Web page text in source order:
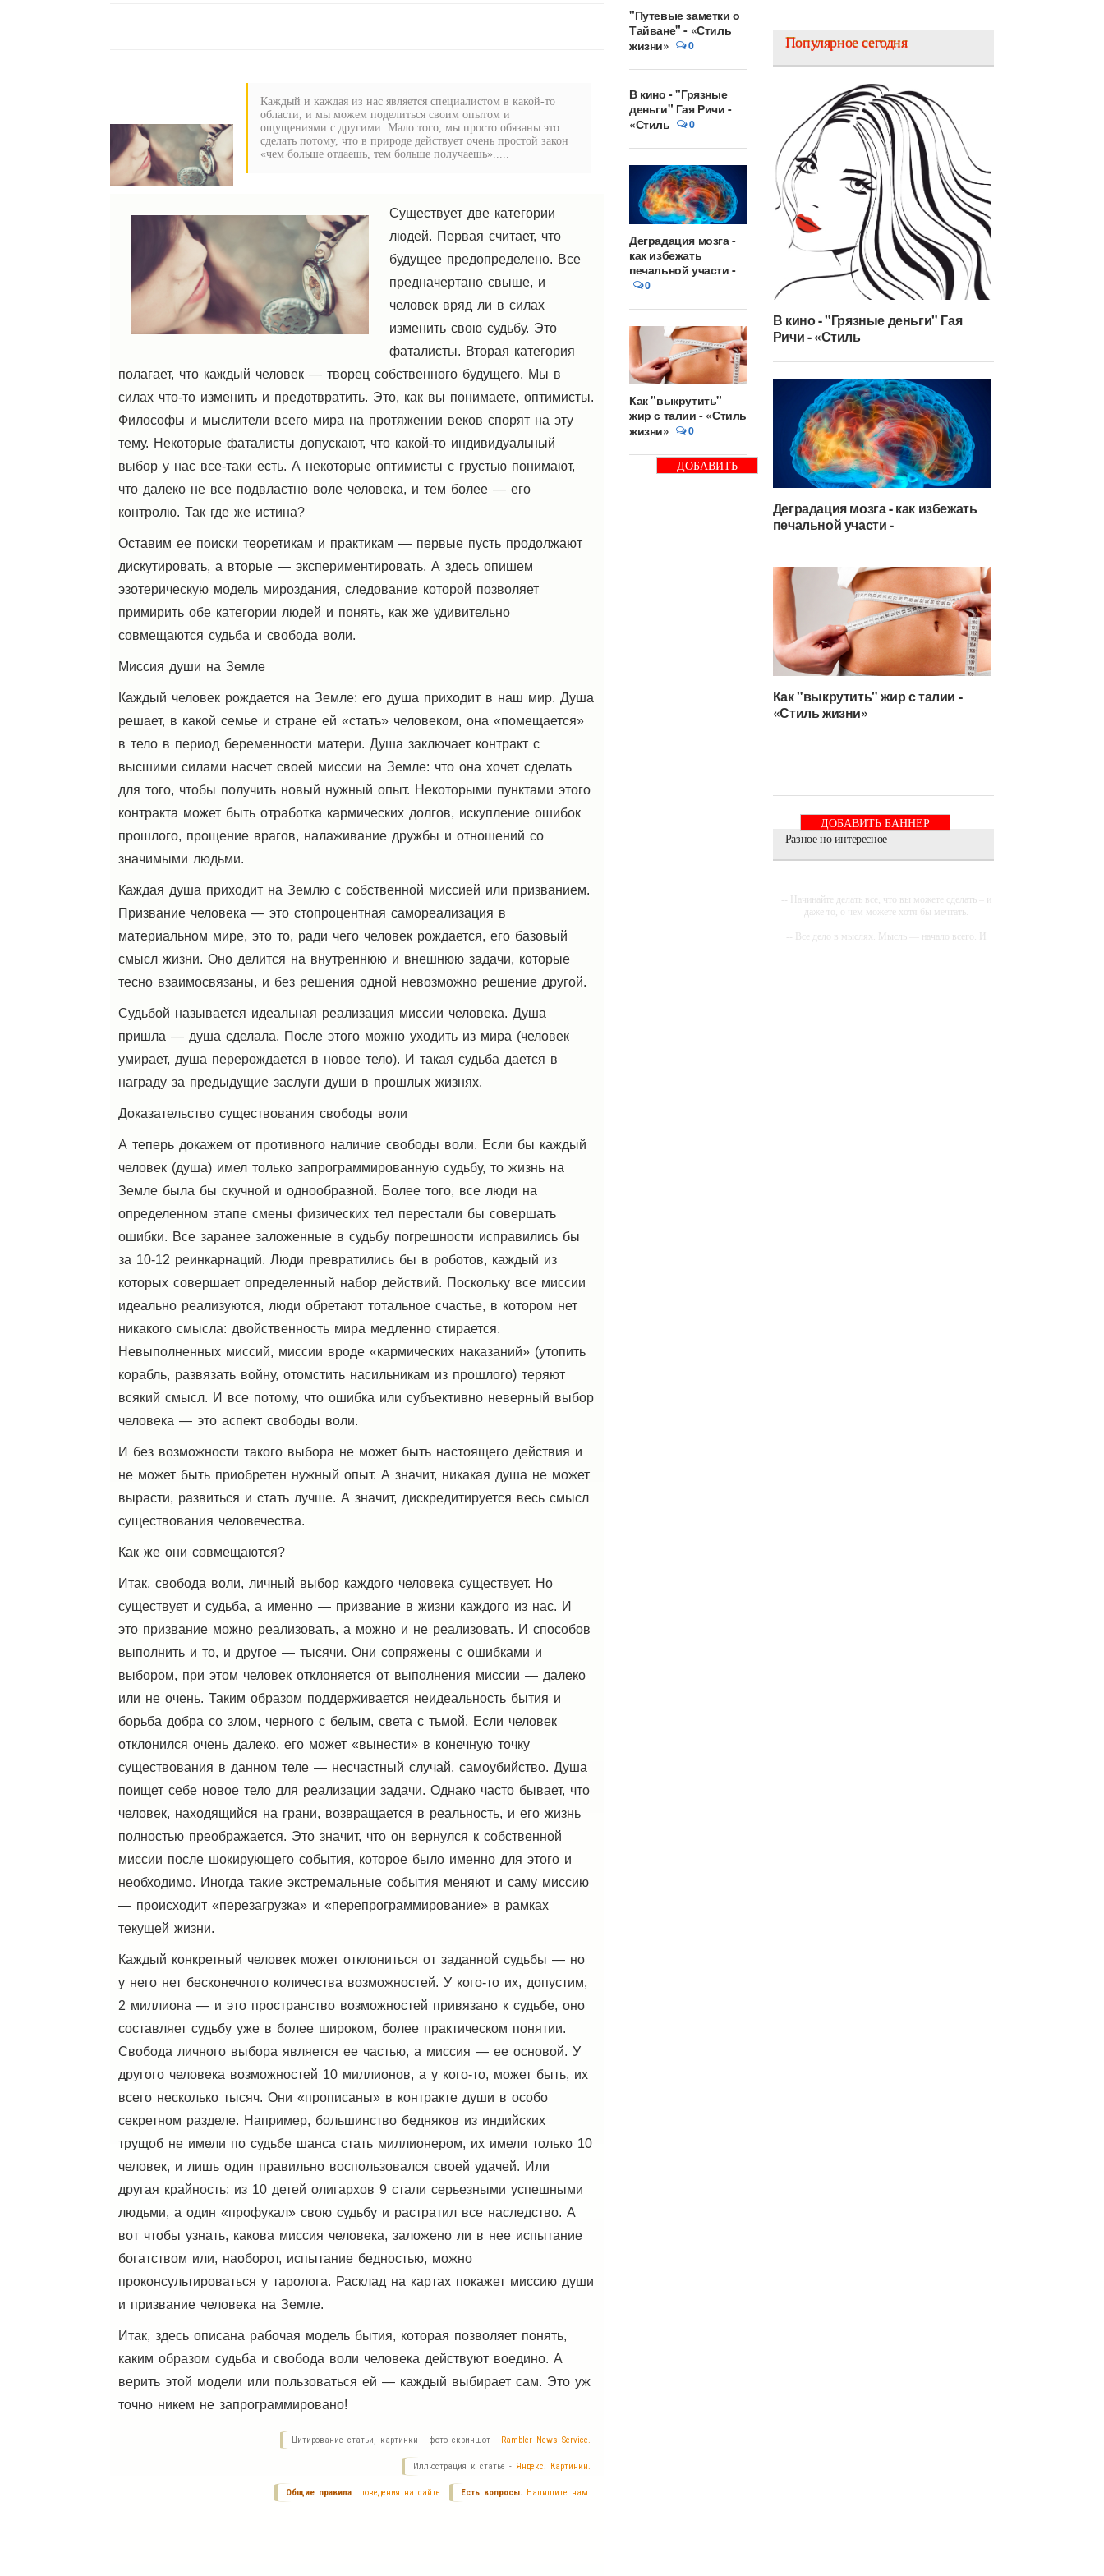
Каждый и каждая из нас является специалистом в какой-то
области, и мы можем поделиться своим опытом и
ощущениями с другими. Мало того, мы просто обязаны это
сделать потому, что в природе действует очень простой закон
«чем больше отдаешь, тем больше получаешь».....
Существует две категории
людей. Первая считает, что
будущее предопределено. Все
предначертано свыше, и
человек вряд ли в силах
изменить свою судьбу. Это
фаталисты. Вторая категория
полагает, что каждый человек — творец собственного будущего. Мы в
силах что-то изменить и предотвратить. Это, как вы понимаете, оптимисты.
Философы и мыслители всего мира на протяжении веков спорят на эту
тему. Некоторые фаталисты допускают, что какой-то индивидуальный
выбор у нас все-таки есть. А некоторые оптимисты с грустью понимают,
что далеко не все подвластно воле человека, и тем более — его
контролю. Так где же истина?
Оставим ее поиски теоретикам и практикам — первые пусть продолжают
дискутировать, а вторые — экспериментировать. А здесь опишем
эзотерическую модель мироздания, следование которой позволяет
примирить обе категории людей и понять, как же удивительно
совмещаются судьба и свобода воли.
Миссия души на Земле
Каждый человек рождается на Земле: его душа приходит в наш мир. Душа
решает, в какой семье и стране ей «стать» человеком, она «помещается»
в тело в период беременности матери. Душа заключает контракт с
высшими силами насчет своей миссии на Земле: что она хочет сделать
для того, чтобы получить новый нужный опыт. Некоторыми пунктами этого
контракта может быть отработка кармических долгов, искупление ошибок
прошлого, прощение врагов, налаживание дружбы и отношений со
значимыми людьми.
Каждая душа приходит на Землю с собственной миссией или призванием.
Призвание человека — это стопроцентная самореализация в
материальном мире, это то, ради чего человек рождается, его базовый
смысл жизни. Оно делится на внутреннюю и внешнюю задачи, которые
тесно взаимосвязаны, и без решения одной невозможно решение другой.
Судьбой называется идеальная реализация миссии человека. Душа
пришла — душа сделала. После этого можно уходить из мира (человек
умирает, душа перерождается в новое тело). И такая судьба дается в
награду за предыдущие заслуги души в прошлых жизнях.
Доказательство существования свободы воли
А теперь докажем от противного наличие свободы воли. Если бы каждый
человек (душа) имел только запрограммированную судьбу, то жизнь на
Земле была бы скучной и однообразной. Более того, все люди на
определенном этапе смены физических тел перестали бы совершать
ошибки. Все заранее заложенные в судьбу погрешности исправились бы
за 10-12 реинкарнаций. Люди превратились бы в роботов, каждый из
которых совершает определенный набор действий. Поскольку все миссии
идеально реализуются, люди обретают тотальное счастье, в котором нет
никакого смысла: двойственность мира медленно стирается.
Невыполненных миссий, миссии вроде «кармических наказаний» (утопить
корабль, развязать войну, отомстить насильникам из прошлого) теряют
всякий смысл. И все потому, что ошибка или субъективно неверный выбор
человека — это аспект свободы воли.
И без возможности такого выбора не может быть настоящего действия и
не может быть приобретен нужный опыт. А значит, никакая душа не может
вырасти, развиться и стать лучше. А значит, дискредитируется весь смысл
существования человечества.
Как же они совмещаются?
Итак, свобода воли, личный выбор каждого человека существует. Но
существует и судьба, а именно — призвание в жизни каждого из нас. И
это призвание можно реализовать, а можно и не реализовать. И способов
выполнить и то, и другое — тысячи. Они сопряжены с ошибками и
выбором, при этом человек отклоняется от выполнения миссии — далеко
или не очень. Таким образом поддерживается неидеальность бытия и
борьба добра со злом, черного с белым, света с тьмой. Если человек
отклонился очень далеко, его может «вынести» в конечную точку
существования в данном теле — несчастный случай, самоубийство. Душа
поищет себе новое тело для реализации задачи. Однако часто бывает, что
человек, находящийся на грани, возвращается в реальность, и его жизнь
полностью преображается. Это значит, что он вернулся к собственной
миссии после шокирующего события, которое было именно для этого и
необходимо. Иногда такие экстремальные события меняют и саму миссию
— происходит «перезагрузка» и «перепрограммирование» в рамках
текущей жизни.
Каждый конкретный человек может отклониться от заданной судьбы — но
у него нет бесконечного количества возможностей. У кого-то их, допустим,
2 миллиона — и это пространство возможностей привязано к судьбе, оно
составляет судьбу уже в более широком, более практическом понятии.
Свобода личного выбора является ее частью, а миссия — ее основой. У
другого человека возможностей 10 миллионов, а у кого-то, может быть, их
всего несколько тысяч. Они «прописаны» в контракте души в особо
секретном разделе. Например, большинство бедняков из индийских
трущоб не имели по судьбе шанса стать миллионером, их имели только 10
человек, и лишь один правильно воспользовался своей удачей. Или
другая крайность: из 10 детей олигархов 9 стали серьезными успешными
людьми, а один «профукал» свою судьбу и растратил все наследство. А
вот чтобы узнать, какова миссия человека, заложено ли в нее испытание
богатством или, наоборот, испытание бедностью, можно
проконсультироваться у таролога. Расклад на картах покажет миссию души
и призвание человека на Земле.
Итак, здесь описана рабочая модель бытия, которая позволяет понять,
каким образом судьба и свобода воли человека действуют воедино. А
верить этой модели или пользоваться ей — каждый выбирает сам. Это уж
точно никем не запрограммировано!
Цитирование статьи, картинки - фото скриншот - Rambler News Service.
Иллюстрация к статье - Яндекс. Картинки.
Есть вопросы. Напишите нам.
Общие правила поведения на сайте.
"Путевые заметки о
Тайване" - «Стиль
жизни»
0
В кино - "Грязные
деньги" Гая Ричи -
«Стиль
0
Деградация мозга -
как избежать
печальной участи -
0
Как "выкрутить"
жир с талии - «Стиль
жизни»
0
ДОБАВИТЬ
Популярное сегодня
В кино - "Грязные деньги" Гая
Ричи - «Стиль
Деградация мозга - как избежать
печальной участи -
Как "выкрутить" жир с талии -
«Стиль жизни»
ДОБАВИТЬ БАННЕР
Разное но интересное
-- Начинайте делать все, что вы можете сделать – и
даже то, о чем можете хотя бы мечтать.
-- Все дело в мыслях. Мысль — начало всего. И
дело совершенствования: работать над мыслями.